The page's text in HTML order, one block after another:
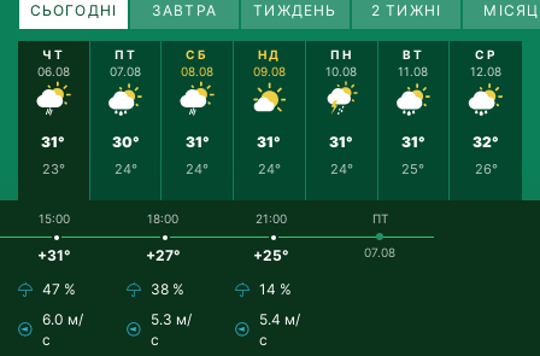
СЬОГОДНІ ЗАВТРА ТИЖДЕНЬ 2 ТИЖНІ
ЧТ
06.08
31°
23°
ПТ
07.08
30°
24°
СБ
08.08
31°
24°
НД
09.08
31°
24°
ПН
10.08
31°
24°
ВТ
11.08
31°
25°
СР
12.08
32°
26°
15:00
+31°
47 %
6.0 м/
с
18:00
+27°
38 %
5.3 м/
с
21:00
+25°
14 %
5.4 м/
с
ПТ
07.08